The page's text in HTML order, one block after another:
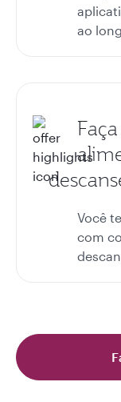
ao
Você
com